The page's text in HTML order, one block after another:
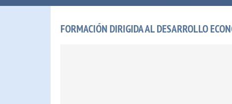
FORMACIÓN DIRIGIDA AL DESARROLLO